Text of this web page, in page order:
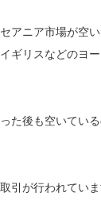
アニア市場が空
ギリスなどのヨ
た後も空いてい
引が行われていま